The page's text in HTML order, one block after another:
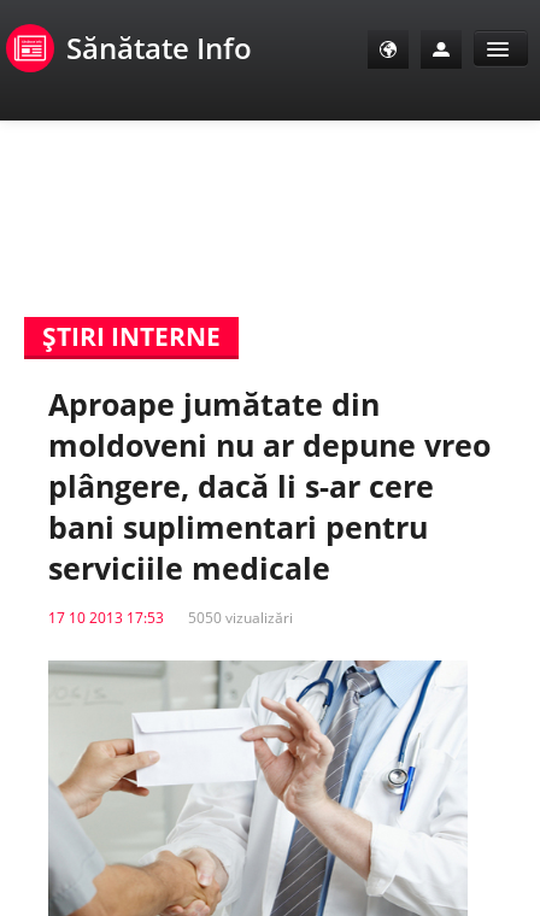
Sănătate Info
E-Sănătate Pacienți
E-Sănătate Medici
E-Sănătate Instituții
Tuberculoza Info
Centrul PAS
Școala E-Sănătate
SanoTeca
ŞTIRI INTERNE
Aproape jumătate din
moldoveni nu ar depune vreo
plângere, dacă li s-ar cere
bani suplimentari pentru
serviciile medicale
17 10 2013 17:53 5050 vizualizări